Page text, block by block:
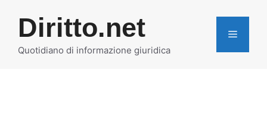
contenuto
Diritto.net
Quotidiano di informazione giuridica
MENU